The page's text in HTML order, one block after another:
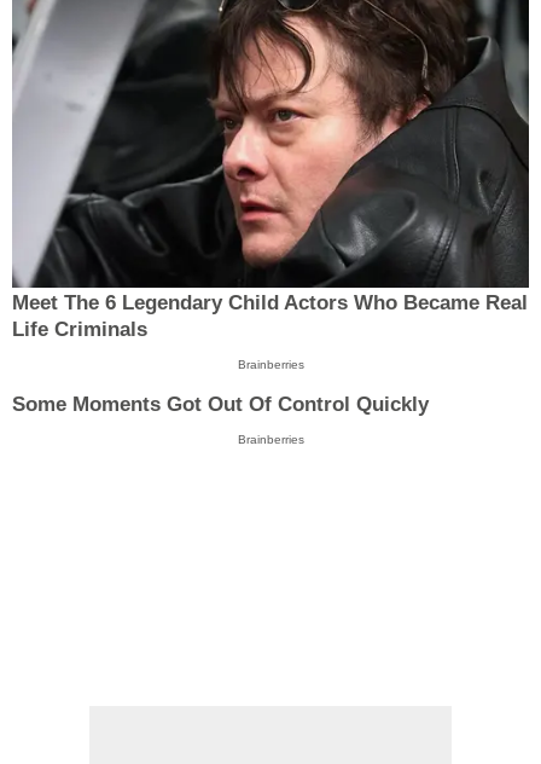
Meet The 6 Legendary Child Actors Who Became Real
Life Criminals
Brainberries
Some Moments Got Out Of Control Quickly
Brainberries